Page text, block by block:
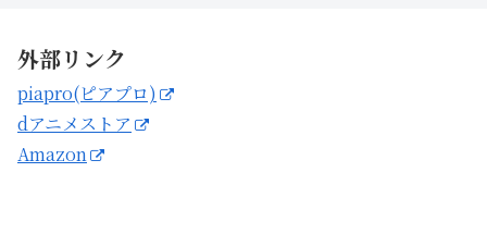
外部リンク
piapro(ピアプロ)
dアニメストア
Amazon